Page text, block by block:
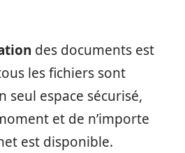
des documents est
les fichiers sont
seul espace sécurisé,
et de n’importe
est disponible.